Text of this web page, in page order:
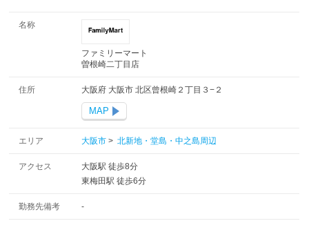
名称
ファミリーマート
曽根崎二丁目店
住所 大阪府 大阪市 北区曾根崎２丁目３−２
MAP
エリア 大阪市> 北新地・堂島・中之島周辺
アクセス
大阪駅 徒歩8分
東梅田駅 徒歩6分
勤務先備考 -